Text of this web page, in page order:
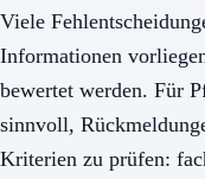
Viele
Informationen
bewertet werden. Für
sinnvoll,
Kriterien zu prüfen: